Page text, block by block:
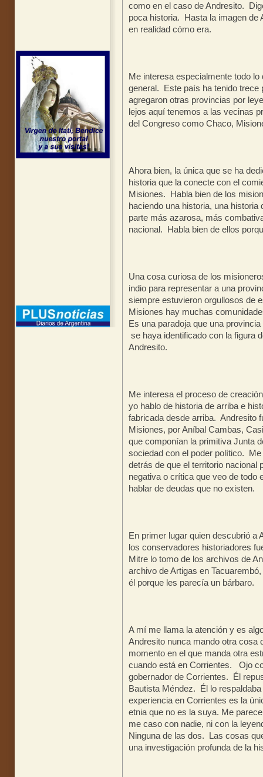
como en el caso de Andresito.
poca historia. Hasta la imagen de
en realidad cómo era.
Me interesa especialmente todo
general. Este país ha tenido
agregaron otras provincias por
lejos aquí tenemos a las vecinas
del Congreso como Chaco,
Ahora bien, la única que se ha
historia que la conecte con el
Misiones. Habla bien de los
haciendo una historia, una
parte más azarosa, más
nacional. Habla bien de ellos
Una cosa curiosa de los
indio para representar a una
siempre estuvieron orgullosos de
Misiones hay muchas
Es una paradoja que una
se haya identificado con la figura
Andresito.
Me interesa el proceso de
yo hablo de historia de arriba e
fabricada desde arriba. Andresito
Misiones, por Aníbal Cambas,
que componían la primitiva Junta
sociedad con el poder político.
detrás de que el territorio nacional
negativa o crítica que veo de todo
hablar de deudas que no existen.
En primer lugar quien descubrió
los conservadores historiadores
Mitre lo tomo de los archivos de
archivo de Artigas en
él porque les parecía un bárbaro.
A mí me llama la atención y es
Andresito nunca mando otra cosa
momento en el que manda otra
cuando está en Corrientes. Ojo
gobernador de Corrientes. Él
Bautista Méndez. Él lo
experiencia en Corrientes es la
etnia que no es la suya. Me
me caso con nadie, ni con la
Ninguna de las dos. Las cosas
una investigación profunda de la